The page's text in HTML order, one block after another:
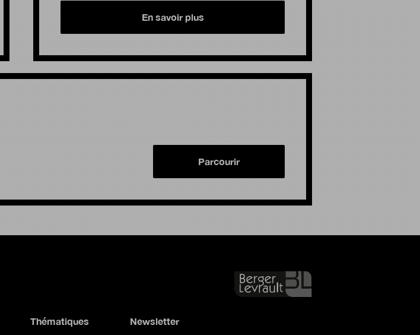
En savoir plus
Parcourir
Thématiques Newsletter